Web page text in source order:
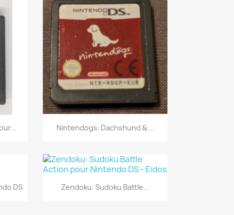
Aperçu rapide
Nintendogs: Dachshund &...
DS Aperçu rapide
Zendoku: Sudoku Battle...